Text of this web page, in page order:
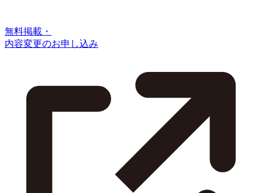
無料掲載・
内容変更のお申し込み